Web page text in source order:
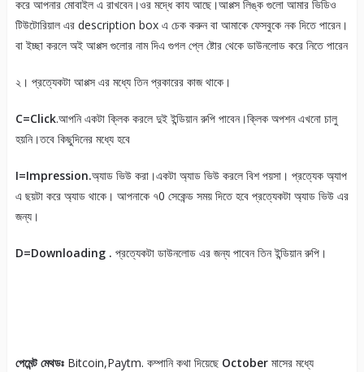
করে আপনার মোবাইল এ রাখবেন।ওর মদ্ধে কায আছে।আপ্পস লিঙ্ক গুলো আমার ভিডিও
টিউটোরিয়াল এর description box এ চেক করুন বা আমাকে ফেসবুকে নক দিতে পারেন।
বা ইচ্ছা করলে অই আপ্পস গুলোর নাম দিএ গুগল প্লে ষ্টোর থেকে ডাউনলোড করে নিতে পারেন
২। প্রত্যেকটা আপ্পস এর মধ্যে তিন প্রকারের কাজ থাকে।
C=Click.আপনি একটা ক্লিক করলে দুই ইন্ডিয়ান রুপি পাবেন।ক্লিক অপশন এখনো চালু
হয়নি।তবে কিছুদিনের মধ্যে হবে
I=Impression.অ্যাড ভিউ করা।একটা অ্যাড ভিউ করলে বিশ পয়সা। প্রত্যেক অ্যাপ
এ ছয়টা করে অ্যাড থাকে। আপনাকে ৭0 সেকেন্ড সময় দিতে হবে প্রত্যেকটা অ্যাড ভিউ এর
জন্য।
D=Downloading . প্রত্যেকটা ডাউনলোড এর জন্য পাবেন তিন ইন্ডিয়ান রুপি।
পেমেন্ট মেথডঃBitcoin,Paytm. কম্পানি কথা দিয়েছে Octoberমাসের মধ্যে